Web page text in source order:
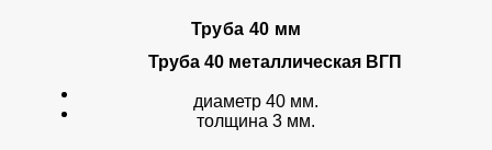
Труба 40 мм
Труба 40 металлическая ВГП
диаметр 40 мм.
толщина 3 мм.